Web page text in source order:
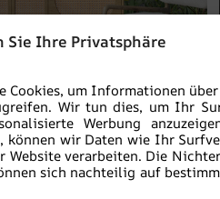
Sie Ihre Privatsphäre
Cookies, um Informationen
Wir tun dies, um Ihr
Werbung
können wir Daten wie Ihr
Website verarbeiten. Die
sich nachteilig auf
Wiese Tapete
€ 19.90